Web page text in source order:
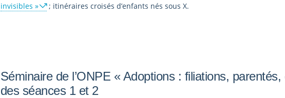
invisibles »
; itinéraires croisés d’enfants nés sous X.
Séminaire de l’ONPE « Adoptions : filiations,
des séances 1 et 2